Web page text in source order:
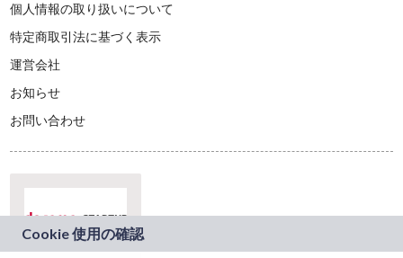
個人情報の取り扱いについて
特定商取引法に基づく表示
運営会社
お知らせ
お問い合わせ